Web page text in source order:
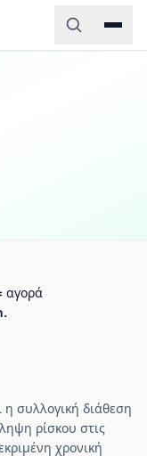
αγορά
συλλογική διάθεση
ρίσκου στις
χρονική